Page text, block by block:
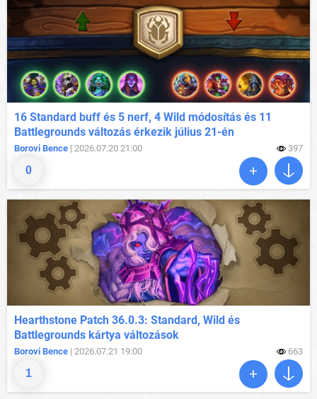
0
16 Standard buff és 5 nerf, 4 Wild módosítás és 11
Battlegrounds változás érkezik július 21-én
Borovi Bence | 2026.07.20 21:00 397
1
Hearthstone Patch 36.0.3: Standard, Wild és
Battlegrounds kártya változások
Borovi Bence | 2026.07.21 19:00 663